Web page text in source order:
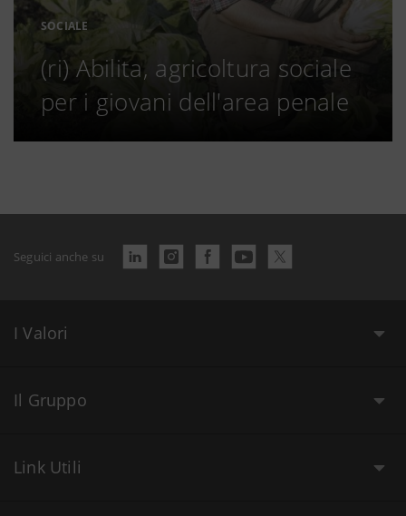
SOCIALE
(ri) Abilita, agricoltura sociale
per i giovani dell'area penale
Seguici anche su
I Valori
Il Gruppo
Link Utili